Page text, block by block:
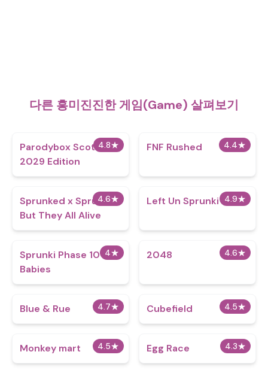
다른 흥미진진한 게임(Game) 살펴보기
4.8★
Parodybox Scott
2029 Edition
4.4★
FNF Rushed
4.6★
Sprunked x Sprunki
But They All Alive
4.9★
Left Un Sprunki
4★
Sprunki Phase 10
Babies
4.6★
2048
4.7★
Blue & Rue 4.5★
Cubefield
4.5★
Monkey mart 4.3★
Egg Race